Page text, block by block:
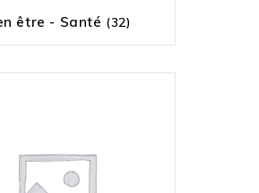
être - Santé (32)